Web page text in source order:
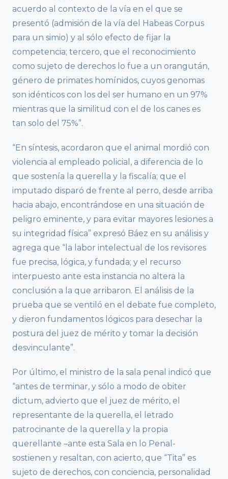
acuerdo al contexto de la vía en el que se
presentó (admisión de la vía del Habeas Corpus
para un simio) y al sólo efecto de fijar la
competencia; tercero, que el reconocimiento
como sujeto de derechos lo fue a un orangután,
género de primates homínidos, cuyos genomas
son idénticos con los del ser humano en un 97%
mientras que la similitud con el de los canes es
tan solo del 75%”.
“En síntesis, acordaron que el animal mordió con
violencia al empleado policial, a diferencia de lo
que sostenía la querella y la fiscalía; que el
imputado disparó de frente al perro, desde arriba
hacia abajo, encontrándose en una situación de
peligro eminente, y para evitar mayores lesiones a
su integridad física” expresó Báez en su análisis y
agrega que “la labor intelectual de los revisores
fue precisa, lógica, y fundada; y el recurso
interpuesto ante esta instancia no altera la
conclusión a la que arribaron. El análisis de la
prueba que se ventiló en el debate fue completo,
y dieron fundamentos lógicos para desechar la
postura del juez de mérito y tomar la decisión
desvinculante”.
Por último, el ministro de la sala penal indicó que
“antes de terminar, y sólo a modo de obiter
dictum, advierto que el juez de mérito, el
representante de la querella, el letrado
patrocinante de la querella y la propia
querellante –ante esta Sala en lo Penal-
sostienen y resaltan, con acierto, que “Tita” es
sujeto de derechos, con conciencia, personalidad